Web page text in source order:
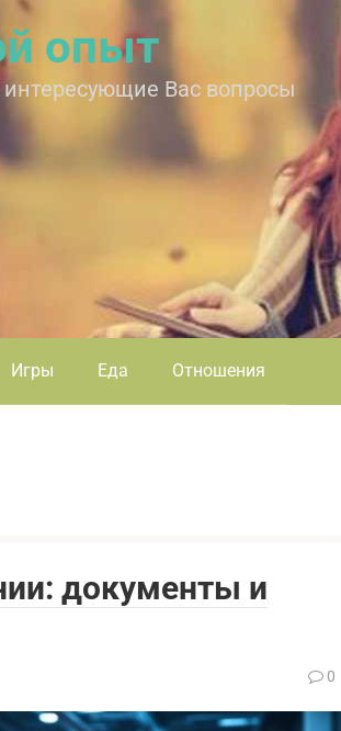
опыт
Вас вопросы
Игры Еда Отношения
документы и
0